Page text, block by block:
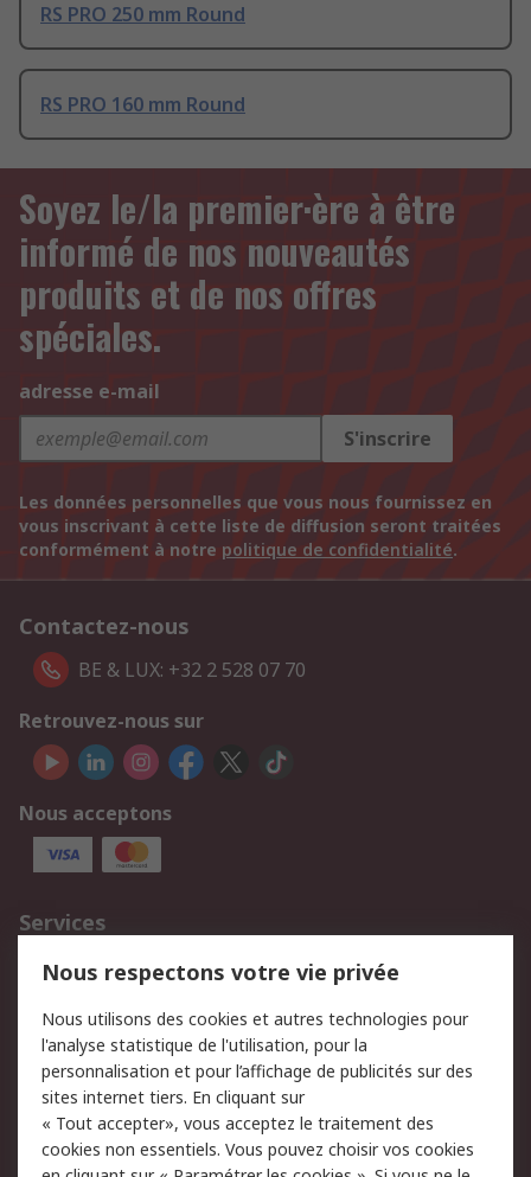
RS PRO 250 mm Round
RS PRO 160 mm Round
Soyez le/la premier·ère à être
informé de nos nouveautés
produits et de nos offres
spéciales.
adresse e-mail
S'inscrire
Les données personnelles que vous nous fournissez en
vous inscrivant à cette liste de diffusion seront traitées
conformément à notre politique de confidentialité.
Contactez-nous
BE & LUX: +32 2 528 07 70
Retrouvez-nous sur
Nous acceptons
Services
750.000 produits
2.500 marques
Retours
Support technique
Track & trace
Legal
Politique de cookies Sécurité des e-mails
Nous respectons votre vie privée
Nous utilisons des cookies et autres technologies pour
l'analyse statistique de l'utilisation, pour la
personnalisation et pour l’affichage de publicités sur des
sites internet tiers. En cliquant sur
« Tout accepter», vous acceptez le traitement des
cookies non essentiels. Vous pouvez choisir vos cookies